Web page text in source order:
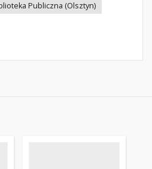
Publiczna (Olsztyn)